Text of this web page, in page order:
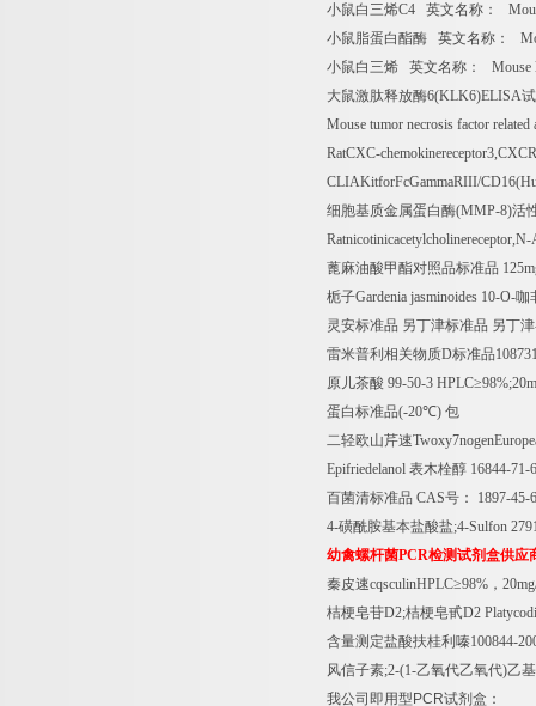
小鼠白三烯C4 英文名称：
小鼠脂蛋白酯酶
英文名称：
小鼠白三烯
英文名称：
大鼠激肽释放酶6(KLK6)ELISA
Mouse tumor necrosis factor
RatCXC-
CLIAKitforFcGammaRIII/
细胞基质金属蛋白酶(MMP-8)活
蓖麻油酸甲酯对照品标准品
栀子Gardenia jasminoides 10-O-咖
灵安标准品 另丁津标准品 另丁津
雷米普利相关物质D标准品
原儿茶酸 99-50-3 HPLC≥
蛋白标准品(-20℃) 包
二轻欧山芹速
Epifriedelanol 表木栓醇 16844-71-6
百菌清标准品 CAS号：
1897-45-
4-磺酰胺基本盐酸盐;4-Sulfon
幼禽螺杆菌PCR检测试剂盒供应
秦皮速cqsculinHPLC≥98% ，
桔梗皂苷D2;桔梗皂甙D2
含量测定盐酸扶桂利嗪100844-
风信子素;2-(1-乙氧代乙氧代)乙
我公司即用型 PCR试剂盒：